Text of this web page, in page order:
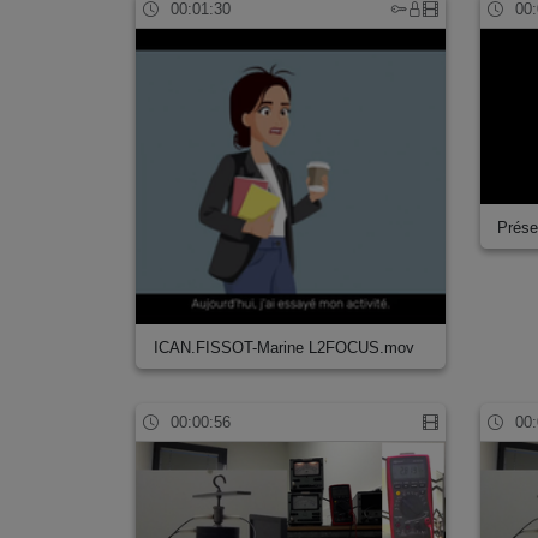
00:01:30
ICAN.FISSOT-Marine L2FOCUS.mov
00:00:56